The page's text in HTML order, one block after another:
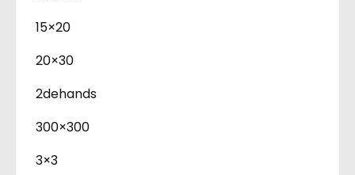
15×20
20×30
2dehands
300×300
3×3